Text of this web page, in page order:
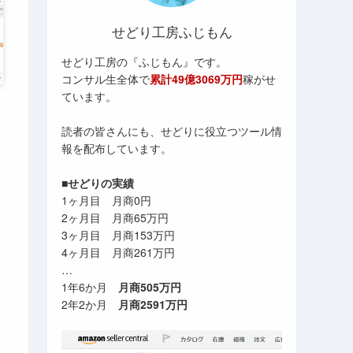
せどり工房ふじもん
せどり工房の『ふじもん』です。
コンサル生全体で累計49億3069万円稼がせ
ています。
読者の皆さんにも、せどりに役立つツール情
報を配布しています。
■せどりの実績
1ヶ月目 月商0円
2ヶ月目 月商65万円
3ヶ月目 月商153万円
4ヶ月目 月商261万円
…
1年6か月 月商505万円
2年2か月 月商2591万円